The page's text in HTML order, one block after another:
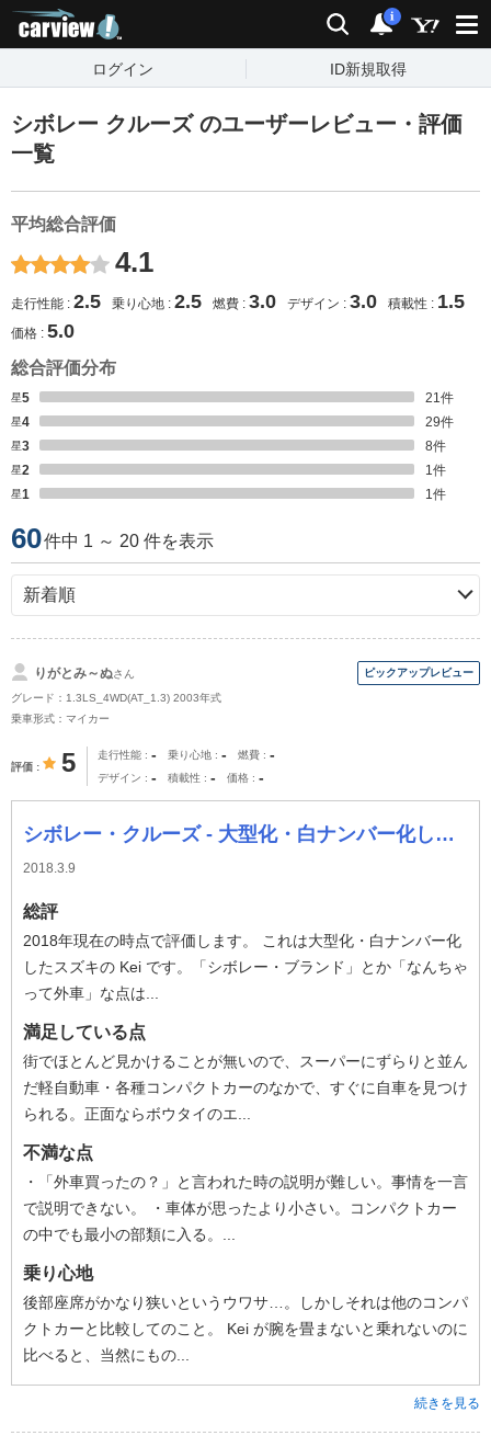
検索 通知
i
ログイン ID新規取得
シボレー クルーズ のユーザーレビュー・評価
一覧
平均総合評価
4.1
走行性能 2.5 乗り心地 2.5 燃費 3.0 デザイン 3.0 積載性 1.5
価格 5.0
総合評価分布
星5 21件
星4
29件
星3
8件
星2
1件
星1
1件
60件中 1 ～ 20 件を表示
りがとみ～ぬさん
グレード：1.3LS_4WD(AT_1.3) 2003年式
乗車形式：マイカー
評価 5 走行性能 - 乗り心地 - 燃費 -
デザイン - 積載性 - 価格 -
シボレー・クルーズ - 大型化・白ナンバー化したスズキの Kei
2018.3.9
総評
2018年現在の時点で評価します。 これは大型化・白ナンバー化
したスズキの Kei です。「シボレー・ブランド」とか「なんちゃ
って外車」な点は...
満足している点
街でほとんど見かけることが無いので、スーパーにずらりと並ん
だ軽自動車・各種コンパクトカーのなかで、すぐに自車を見つけ
られる。正面ならボウタイのエ...
不満な点
・「外車買ったの？」と言われた時の説明が難しい。事情を一言
で説明できない。 ・車体が思ったより小さい。コンパクトカー
の中でも最小の部類に入る。...
乗り心地
後部座席がかなり狭いというウワサ…。しかしそれは他のコンパ
クトカーと比較してのこと。 Kei が腕を畳まないと乗れないのに
比べると、当然にもの...
続きを見る